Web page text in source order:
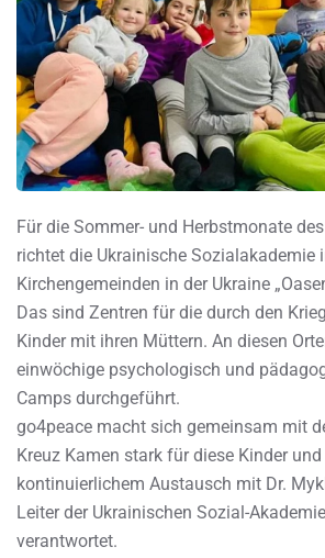
Für die Sommer- und Herbstmonate
richtet die Ukrainische Sozialakademie
Kirchengemeinden in der Ukraine
Das sind Zentren für die durch den
Kinder mit ihren Müttern. An diesen
einwöchige psychologisch und
Camps durchgeführt.
go4peace macht sich gemeinsam mit
Kreuz Kamen stark für diese Kinder
kontinuierlichem Austausch mit Dr.
Leiter der Ukrainischen Sozial-
verantwortet.